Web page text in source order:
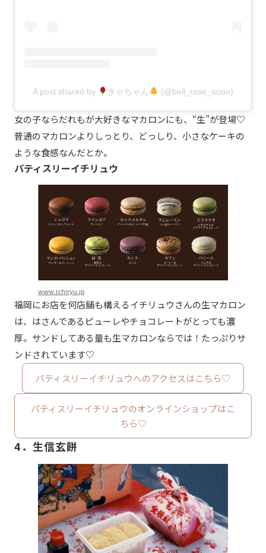
A post shared by きゃちゃん (@bell_rose_oooo)
女の子ならだれもが大好きなマカロンにも、“生”が登場♡
普通のマカロンよりしっとり、どっしり、小さなケーキの
ような食感なんだとか。
パティスリーイチリュウ
www.ichiryu.jp
福岡にお店を何店舗も構えるイチリュウさんの生マカロン
は、はさんであるピューレやチョコレートがとっても濃
厚。サンドしてある量も生マカロンならでは！たっぷりサ
ンドされています♡
パティスリーイチリュウへのアクセスはこちら♡
パティスリーイチリュウのオンラインショップはこ
ちら♡
4．生信玄餅